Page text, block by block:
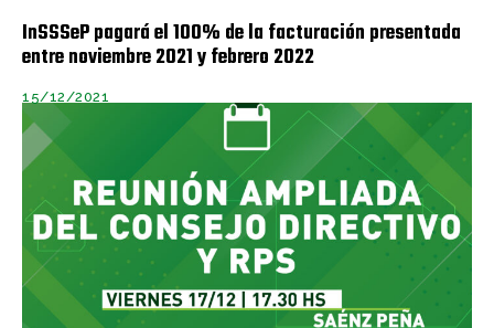
InSSSeP pagará el 100% de la facturación presentada
entre noviembre 2021 y febrero 2022
15/12/2021